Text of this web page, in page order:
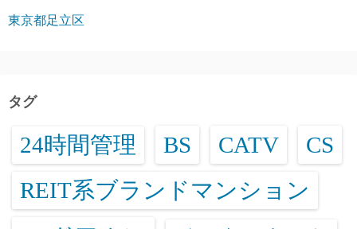
東京都足立区
タグ
24時間管理 BS CATV CS
REIT系ブランドマンション